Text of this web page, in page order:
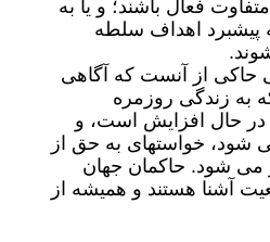
فعال باشند؛ و یا به
پیشبرد اهداف سلطه
حاکی از آنست که آگاهی
به زندگی روزمره
در حال افزایش است، و
شود، خواستهای به حق از
می شود. حاکمان جهان
آشنا هستند و همیشه از